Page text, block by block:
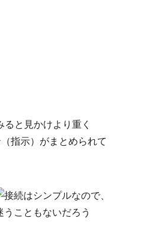
と見かけより重く
指示）がまとめられて